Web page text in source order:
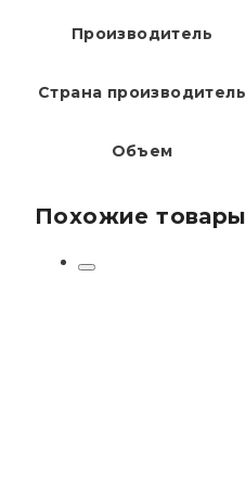
Производитель
Страна производитель
Объем
Похожие товары